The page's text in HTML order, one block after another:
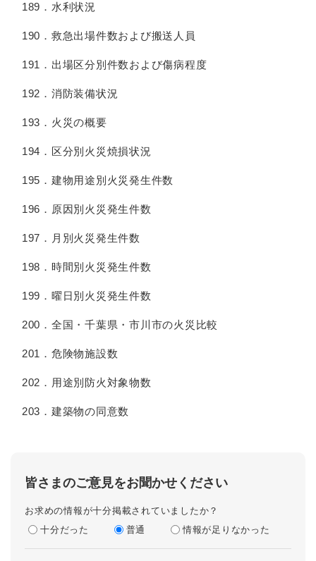
189．水利状況
190．救急出場件数および搬送人員
191．出場区分別件数および傷病程度
192．消防装備状況
193．火災の概要
194．区分別火災焼損状況
195．建物用途別火災発生件数
196．原因別火災発生件数
197．月別火災発生件数
198．時間別火災発生件数
199．曜日別火災発生件数
200．全国・千葉県・市川市の火災比較
201．危険物施設数
202．用途別防火対象物数
203．建築物の同意数
皆さまのご意見をお聞かせください
お求めの情報が十分掲載されていましたか？
十分だった
普通 情報が足りなかった